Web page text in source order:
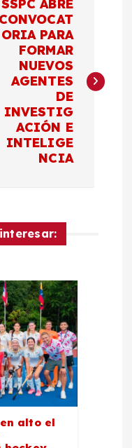
SSPC ABRE
CONVOCAT
ORIA PARA
FORMAR
NUEVOS
AGENTES
DE
INVESTIG
ACIÓN E
INTELIGE
NCIA
alto el